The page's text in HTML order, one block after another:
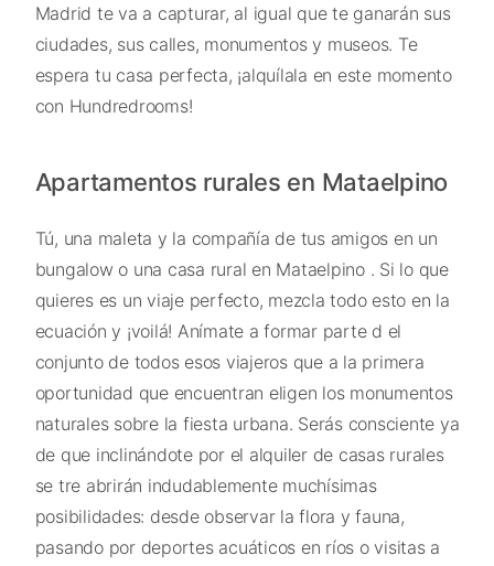
Madrid te va a capturar, al igual que te ganarán sus
ciudades, sus calles, monumentos y museos. Te
espera tu casa perfecta, ¡alquílala en este momento
con Hundredrooms!
Apartamentos rurales en Mataelpino
Tú, una maleta y la compañía de tus amigos en un
bungalow o una casa rural en Mataelpino . Si lo que
quieres es un viaje perfecto, mezcla todo esto en la
ecuación y ¡voilá! Anímate a formar parte d el
conjunto de todos esos viajeros que a la primera
oportunidad que encuentran eligen los monumentos
naturales sobre la fiesta urbana. Serás consciente ya
de que inclinándote por el alquiler de casas rurales
se tre abrirán indudablemente muchísimas
posibilidades: desde observar la flora y fauna,
pasando por deportes acuáticos en ríos o visitas a